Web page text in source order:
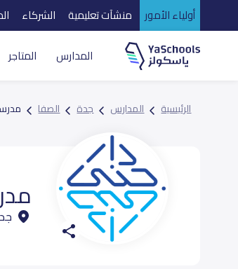
أولياء الأمور منشآت تعليمية الشركاء
المدارس المتاجر
الرئيسية المدارس جدة الصفا